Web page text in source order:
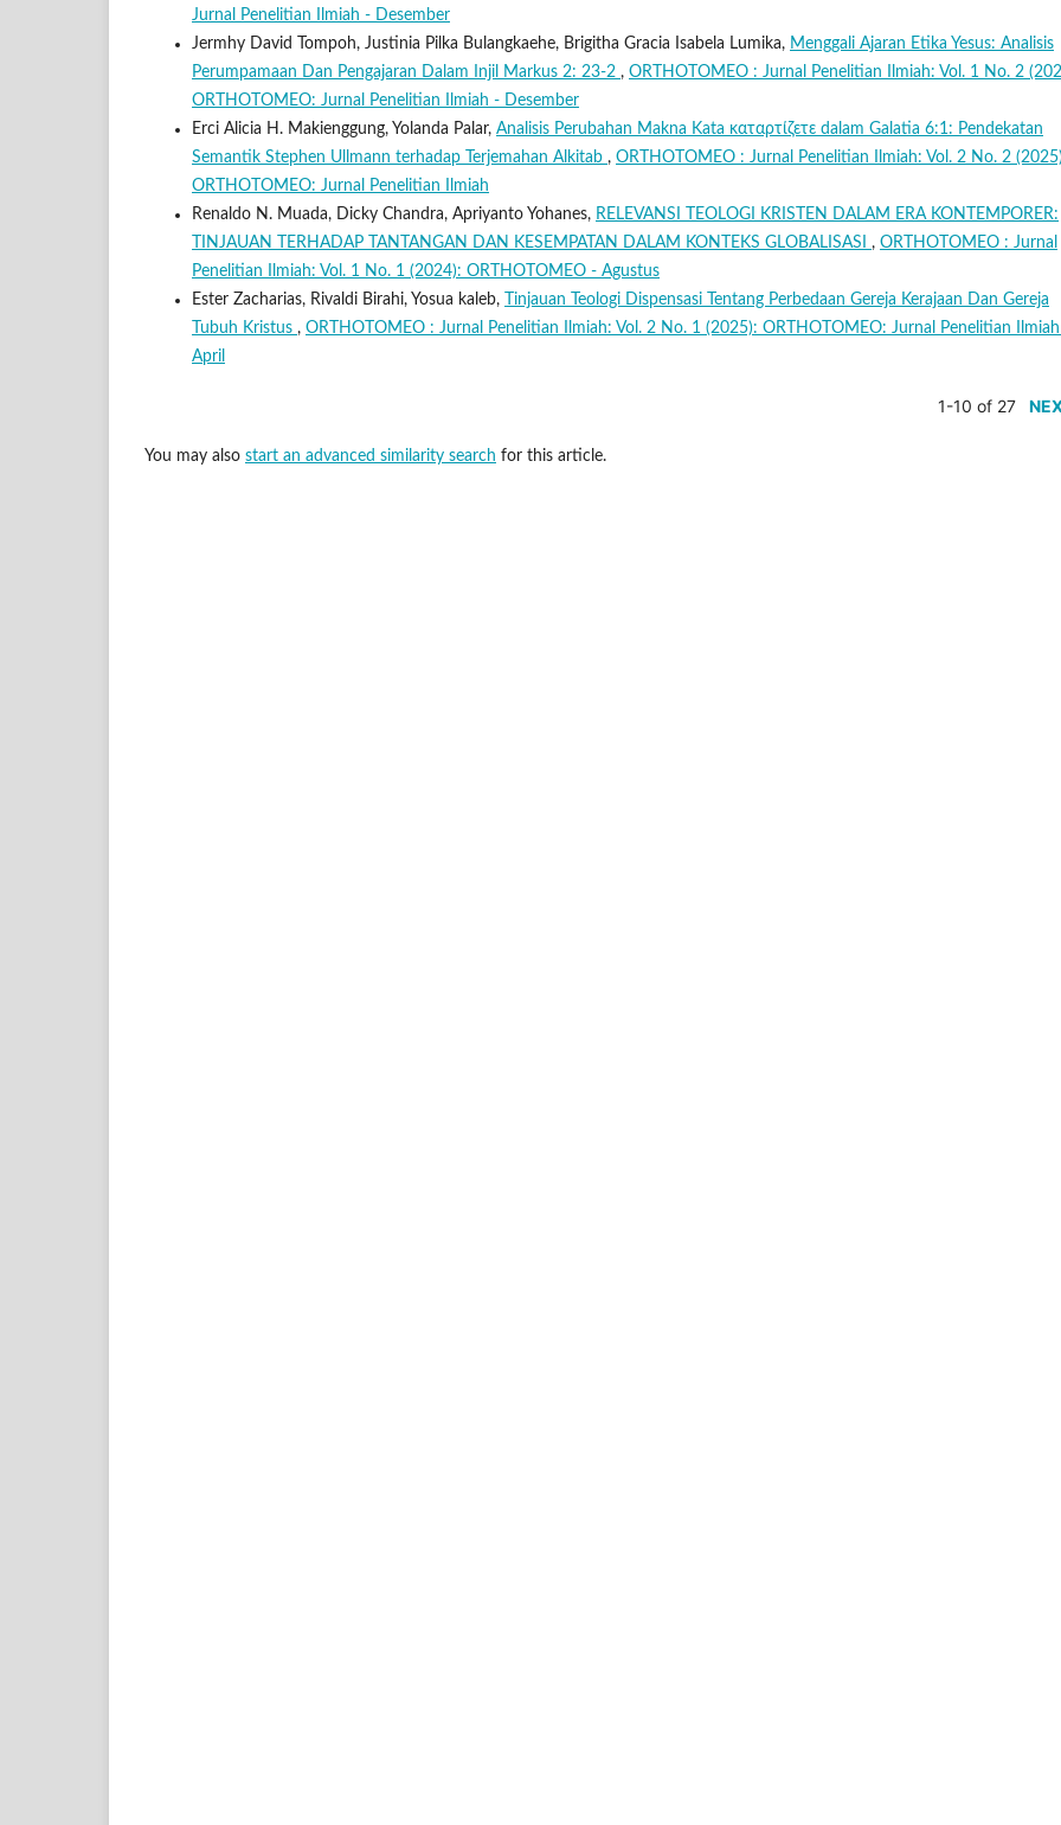
Jurnal Penelitian Ilmiah - Desember
Jermhy David Tompoh, Justinia Pilka Bulangkaehe, Brigitha Gracia Isabela Lumika, Menggali Ajaran Etika Yesus: Analisis
Perumpamaan Dan Pengajaran Dalam Injil Markus 2: 23-2 , ORTHOTOMEO : Jurnal Penelitian Ilmiah: Vol. 1 No. 2
ORTHOTOMEO: Jurnal Penelitian Ilmiah - Desember
Erci Alicia H. Makienggung, Yolanda Palar, Analisis Perubahan Makna Kata καταρτίζετε dalam Galatia 6:1: Pendekatan
Semantik Stephen Ullmann terhadap Terjemahan Alkitab , ORTHOTOMEO : Jurnal Penelitian Ilmiah: Vol. 2 No. 2
ORTHOTOMEO: Jurnal Penelitian Ilmiah
Renaldo N. Muada, Dicky Chandra, Apriyanto Yohanes, RELEVANSI TEOLOGI KRISTEN DALAM ERA KONTEMPORER:
TINJAUAN TERHADAP TANTANGAN DAN KESEMPATAN DALAM KONTEKS GLOBALISASI , ORTHOTOMEO : Jurnal
Penelitian Ilmiah: Vol. 1 No. 1 (2024): ORTHOTOMEO - Agustus
Ester Zacharias, Rivaldi Birahi, Yosua kaleb,
Tinjauan Teologi Dispensasi Tentang Perbedaan Gereja Kerajaan Dan Gereja
Tubuh Kristus , ORTHOTOMEO : Jurnal Penelitian Ilmiah: Vol. 2 No. 1 (2025): ORTHOTOMEO: Jurnal Penelitian
April
1-10 of 27
You may also start an advanced similarity search for this article.